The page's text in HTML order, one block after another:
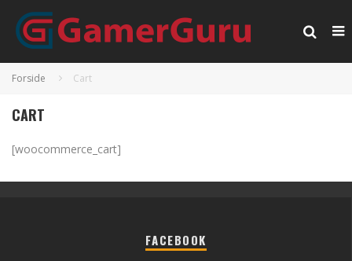
Forside Cart
CART
[woocommerce_cart]
FACEBOOK